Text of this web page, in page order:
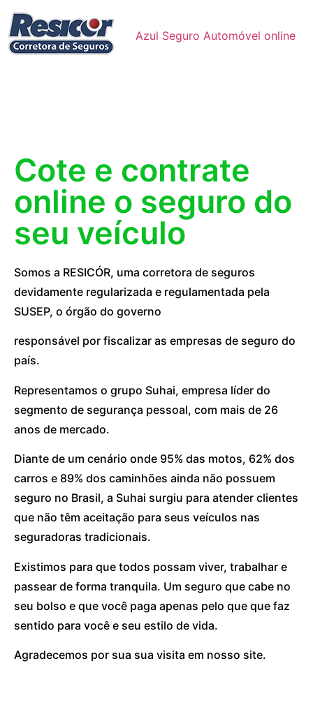
Azul Seguro Automóvel online
Cote e contrate
online o seguro do
seu veículo
Somos a RESICÓR, uma corretora de seguros
devidamente regularizada e regulamentada pela
SUSEP, o órgão do governo
responsável por fiscalizar as empresas de seguro do
país.
Representamos o grupo Suhai, empresa líder do
segmento de segurança pessoal, com mais de 26
anos de mercado.
Diante de um cenário onde 95% das motos, 62% dos
carros e 89% dos caminhões ainda não possuem
seguro no Brasil, a Suhai surgiu para atender clientes
que não têm aceitação para seus veículos nas
seguradoras tradicionais.
Existimos para que todos possam viver, trabalhar e
passear de forma tranquila. Um seguro que cabe no
seu bolso e que você paga apenas pelo que que faz
sentido para você e seu estilo de vida.
Agradecemos por sua sua visita em nosso site.